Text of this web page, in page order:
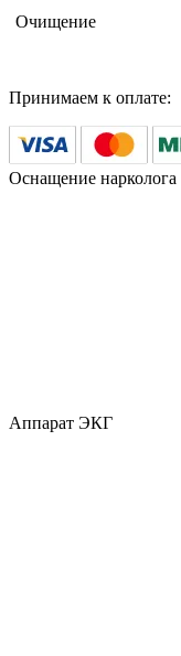
Очищение
Принимаем к оплате:
Оснащение нарколога
Аппарат ЭКГ